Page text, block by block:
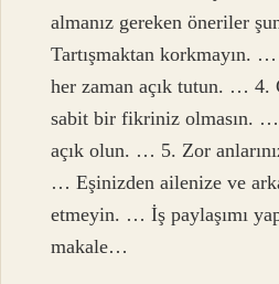
almanız gereken öneriler
Tartışmaktan korkmayın.
her zaman açık tutun. … 4.
sabit bir fikriniz olmasın.
açık olun. … 5. Zor
… Eşinizden ailenize ve
etmeyin. … İş paylaşımı
makale…